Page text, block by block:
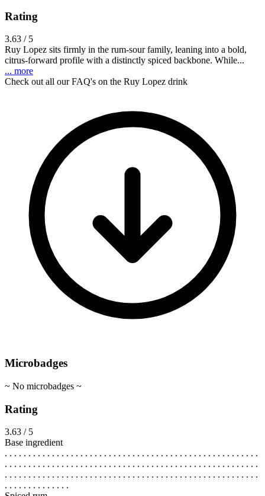
Rating
3.63 / 5
Ruy Lopez sits firmly in the rum-sour family, leaning into a bold,
citrus-forward profile with a distinctly spiced backbone. While...
... more
Check out all our FAQ's on the Ruy Lopez drink
Microbadges
~ No microbadges ~
Rating
3.63 / 5
Base ingredient
. . . . . . . . . . . . . . . . . . . . . . . . . . . . . . . . . . . . . . . . . . . . . . . . . . . . . .
. . . . . . . . . . . . . . . . . . . . . . . . . . . . . . . . . . . . . . . . . . . . . . . . . . . . . .
. . . . . . . . . . . . . . . . . . . . . . . . . . . . . . . . . . . . . . . . . . . . . . . . . . . . . .
. . . . . . . . . . . . . .